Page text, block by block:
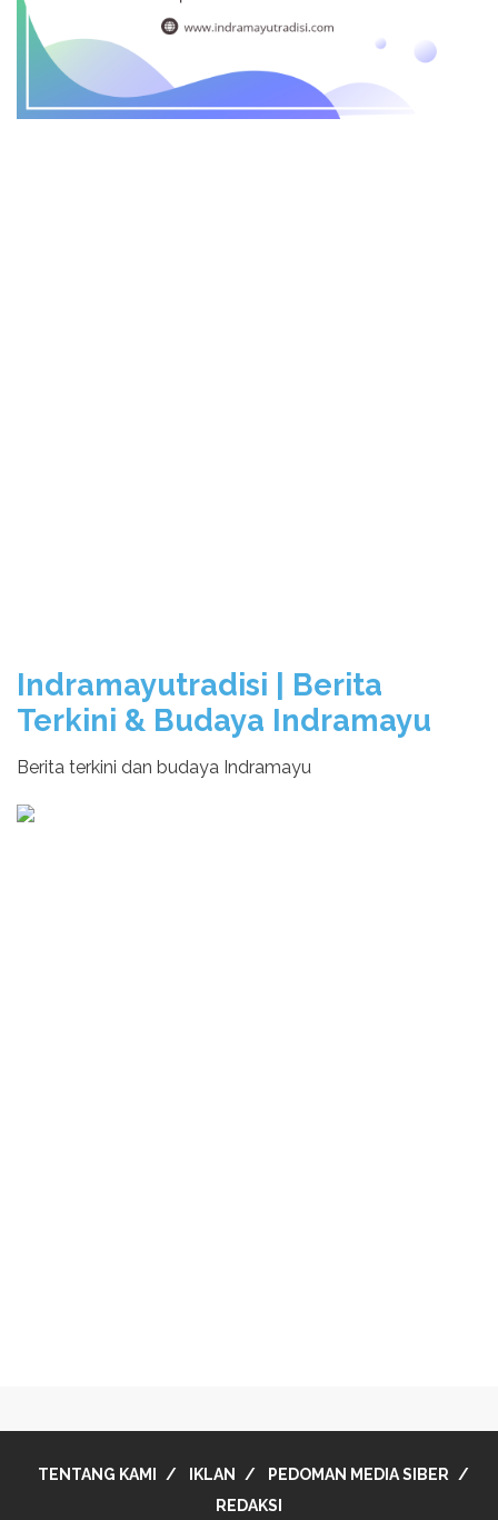
Indramayutradisi | Berita
Terkini & Budaya Indramayu
Berita terkini dan budaya Indramayu
TENTANG KAMI IKLAN
PEDOMAN MEDIA SIBER
REDAKSI